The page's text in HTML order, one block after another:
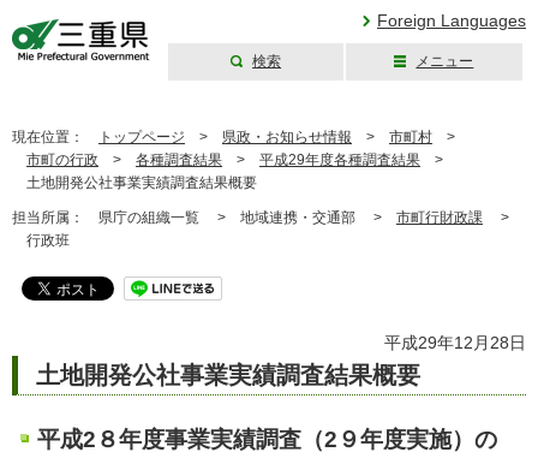
Foreign Languages
検索 メニュー
現在位置： トップページ > 県政・お知らせ情報 > 市町村 >
市町の行政 > 各種調査結果 > 平成29年度各種調査結果 >
土地開発公社事業実績調査結果概要
担当所属： 県庁の組織一覧 > 地域連携・交通部 > 市町行財政課 >
行政班
平成29年12月28日
土地開発公社事業実績調査結果概要
平成2８年度事業実績調査（2９年度実施）の